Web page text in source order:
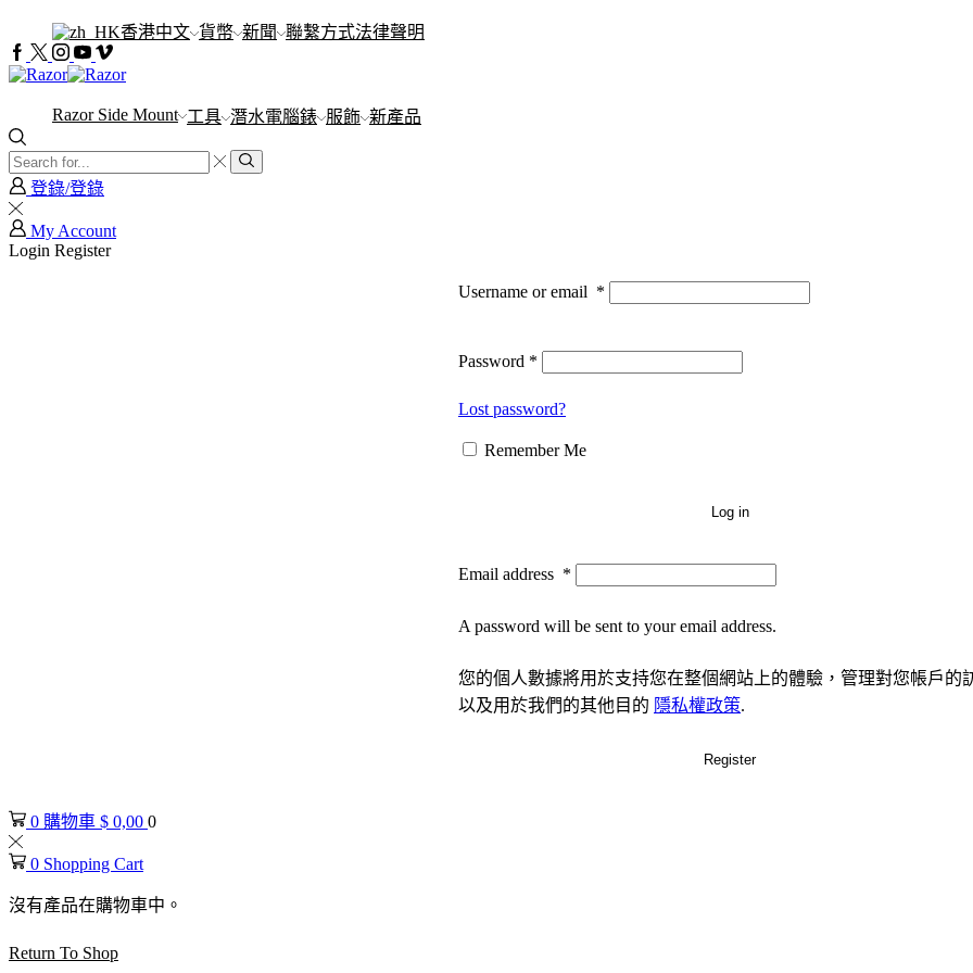
香港中文 貨幣 新聞 聯繫方式法律聲明
Razor Side Mount 工具 潛水電腦錶 服飾 新產品
登錄/登錄
My Account
Login Register
Username or email *
Password *
Lost password?
Remember Me
Log in
Email address *
A password will be sent to your email address.
您的個人數據將用於支持您在整個網站上的體驗，管理對您帳戶的
以及用於我們的其他目的 隱私權政策.
Register
0 購物車 $ 0,00 0
0 Shopping Cart
沒有產品在購物車中。
Return To Shop